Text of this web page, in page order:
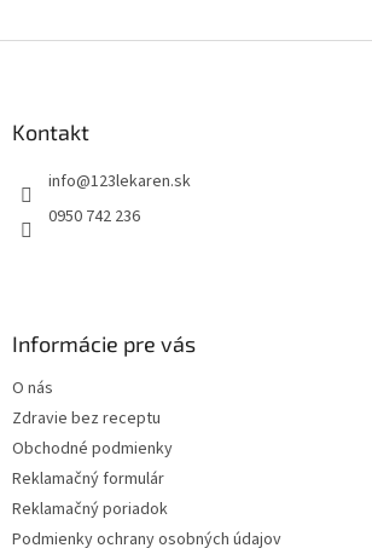
Kontakt
info@123lekaren.sk
0950 742 236
Informácie pre vás
O nás
Zdravie bez receptu
Obchodné podmienky
Reklamačný formulár
Reklamačný poriadok
Podmienky ochrany osobných údajov